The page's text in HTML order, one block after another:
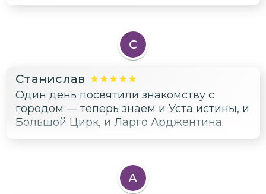
С
Станислав
Один день посвятили знакомству с
городом — теперь знаем и Уста истины, и
Большой Цирк, и Ларго Арджентина.
А